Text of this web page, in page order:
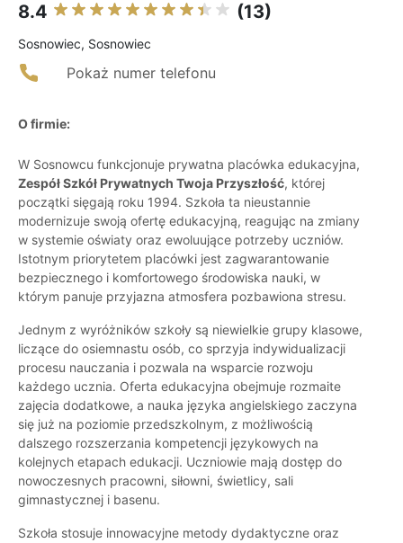
8.4 (13)
Sosnowiec, Sosnowiec
Pokaż numer telefonu
O firmie:
W Sosnowcu funkcjonuje prywatna placówka edukacyjna,
Zespół Szkół Prywatnych Twoja Przyszłość, której
początki sięgają roku 1994. Szkoła ta nieustannie
modernizuje swoją ofertę edukacyjną, reagując na zmiany
w systemie oświaty oraz ewoluujące potrzeby uczniów.
Istotnym priorytetem placówki jest zagwarantowanie
bezpiecznego i komfortowego środowiska nauki, w
którym panuje przyjazna atmosfera pozbawiona stresu.
Jednym z wyróżników szkoły są niewielkie grupy klasowe,
liczące do osiemnastu osób, co sprzyja indywidualizacji
procesu nauczania i pozwala na wsparcie rozwoju
każdego ucznia. Oferta edukacyjna obejmuje rozmaite
zajęcia dodatkowe, a nauka języka angielskiego zaczyna
się już na poziomie przedszkolnym, z możliwością
dalszego rozszerzania kompetencji językowych na
kolejnych etapach edukacji. Uczniowie mają dostęp do
nowoczesnych pracowni, siłowni, świetlicy, sali
gimnastycznej i basenu.
Szkoła stosuje innowacyjne metody dydaktyczne oraz